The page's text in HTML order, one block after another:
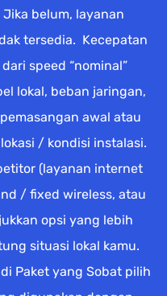
belum, layanan
tersedia. Kecepatan
speed “nominal”
lokal, beban jaringan,
awal atau
/ kondisi instalasi.
(layanan internet
/ fixed wireless, atau
opsi yang lebih
situasi lokal kamu.
Paket yang Sobat pilih